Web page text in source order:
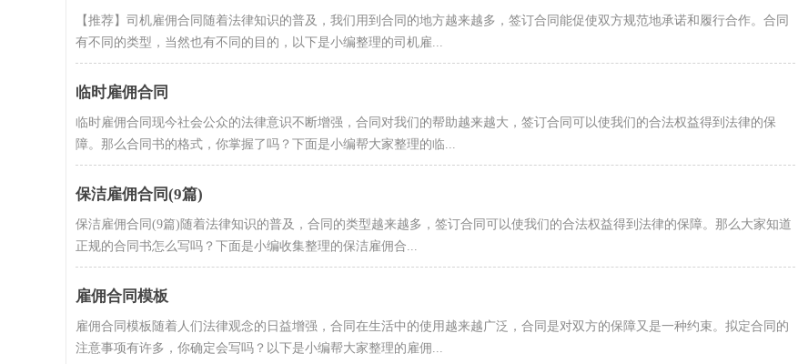
【推荐】司机雇佣合同随着法律知识的普及，我们用到合同的地方越来越多，签订合同能促使双方规范地承诺和履行合作。合同
有不同的类型，当然也有不同的目的，以下是小编整理的司机雇...
临时雇佣合同
临时雇佣合同现今社会公众的法律意识不断增强，合同对我们的帮助越来越大，签订合同可以使我们的合法权益得到法律的保
障。那么合同书的格式，你掌握了吗？下面是小编帮大家整理的临...
保洁雇佣合同(9篇)
保洁雇佣合同(9篇)随着法律知识的普及，合同的类型越来越多，签订合同可以使我们的合法权益得到法律的保障。那么大家知道
正规的合同书怎么写吗？下面是小编收集整理的保洁雇佣合...
雇佣合同模板
雇佣合同模板随着人们法律观念的日益增强，合同在生活中的使用越来越广泛，合同是对双方的保障又是一种约束。拟定合同的
注意事项有许多，你确定会写吗？以下是小编帮大家整理的雇佣...